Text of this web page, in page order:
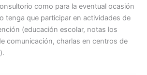
como para la eventual ocasión
tenga que participar en actividades de
(educación escolar, notas los
comunicación, charlas en centros de